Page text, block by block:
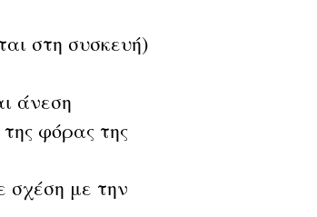
στη συσκευή)
άνεση
φόρας της
σχέση με την